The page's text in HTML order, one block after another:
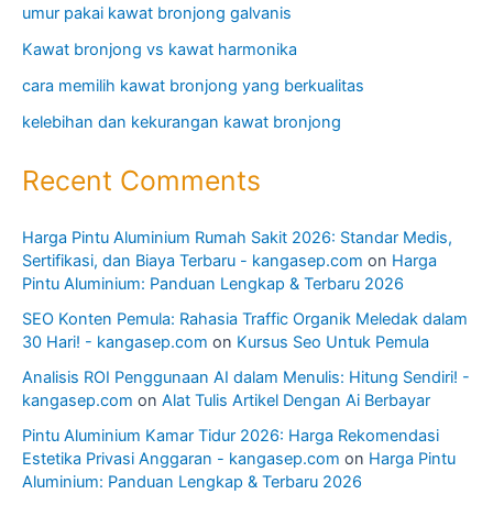
umur pakai kawat bronjong galvanis
Kawat bronjong vs kawat harmonika
cara memilih kawat bronjong yang berkualitas
kelebihan dan kekurangan kawat bronjong
Recent Comments
Harga Pintu Aluminium Rumah Sakit 2026: Standar Medis,
Sertifikasi, dan Biaya Terbaru - kangasep.com on Harga
Pintu Aluminium: Panduan Lengkap & Terbaru 2026
SEO Konten Pemula: Rahasia Traffic Organik Meledak dalam
30 Hari! - kangasep.com on Kursus Seo Untuk Pemula
Analisis ROI Penggunaan AI dalam Menulis: Hitung Sendiri! -
kangasep.com on Alat Tulis Artikel Dengan Ai Berbayar
Pintu Aluminium Kamar Tidur 2026: Harga Rekomendasi
Estetika Privasi Anggaran - kangasep.com on Harga Pintu
Aluminium: Panduan Lengkap & Terbaru 2026